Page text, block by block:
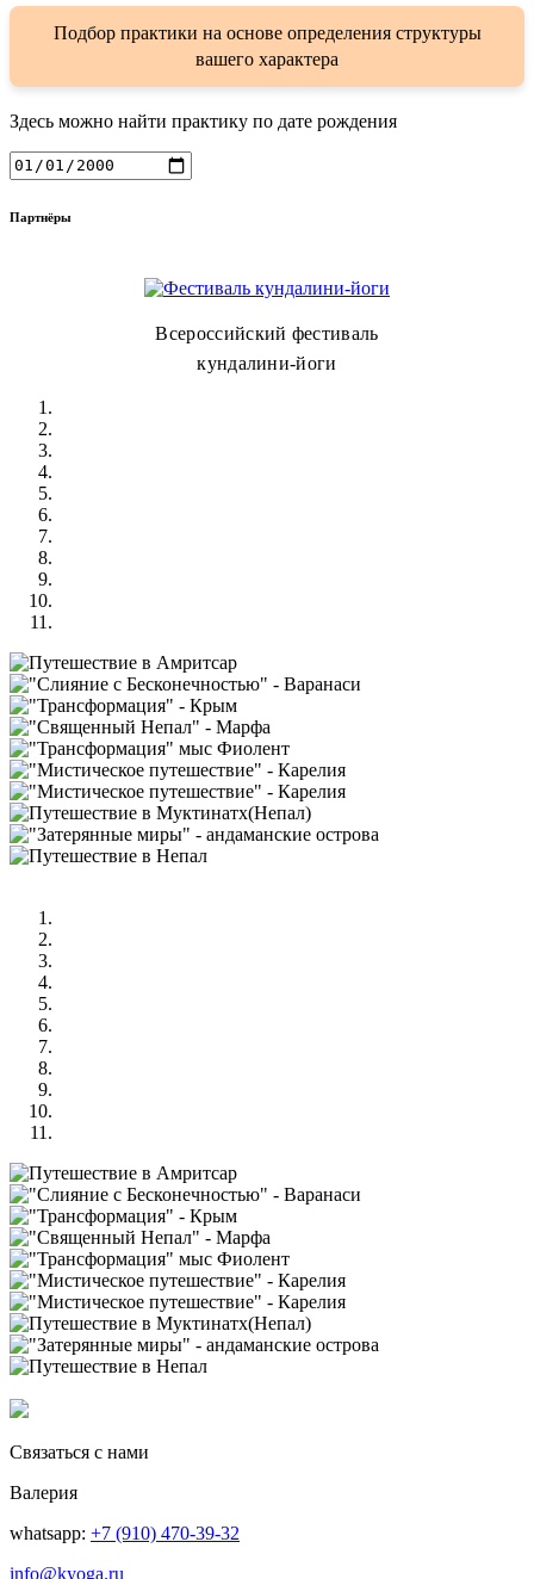
Подбор практики на основе определения структуры
вашего характера
Здесь можно найти практику по дате рождения
Партнёры
Всероссийский фестиваль
кундалини-йоги
Связаться с нами
Валерия
whatsapp: +7 (910) 470-39-32
info@kyoga.ru